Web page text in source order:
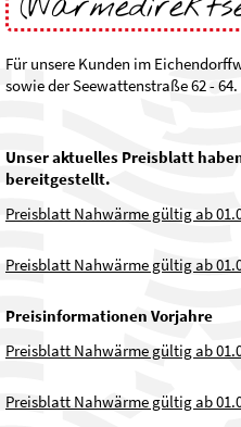
Für unsere Kunden im
sowie der Seewattenstraße 62 - 64.
Unser aktuelles Preisblatt
bereitgestellt.
Preisblatt Nahwärme gültig ab
Preisblatt Nahwärme gültig ab
Preisinformationen Vorjahre
Preisblatt Nahwärme gültig ab
Preisblatt Nahwärme gültig ab